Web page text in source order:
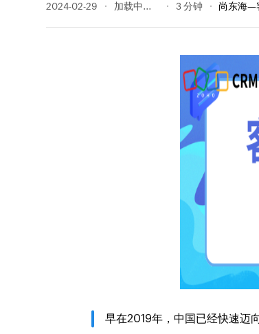
2024-02-29 271 阅读量 3 分钟 尚东海—
早在2019年，中国已经快速迈